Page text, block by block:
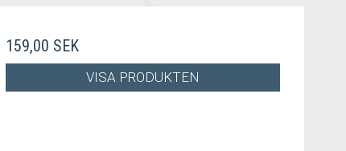
159,00 SEK
VISA PRODUKTEN